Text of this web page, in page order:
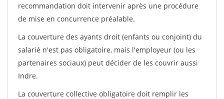
recommandation doit intervenir après une procédure
de mise en concurrence préalable.
La couverture des ayants droit (enfants ou conjoint) du
salarié n'est pas obligatoire, mais l'employeur (ou les
partenaires sociaux) peut décider de les couvrir aussi
Indre.
La couverture collective obligatoire doit remplir les